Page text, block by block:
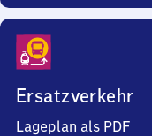
Ersatzverkehr
Lageplan als PDF